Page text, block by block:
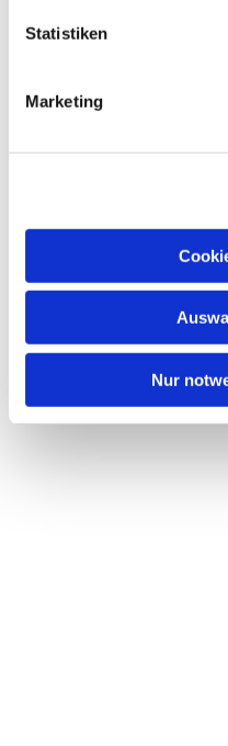
Statistiken
Marketing
Nur
Dies